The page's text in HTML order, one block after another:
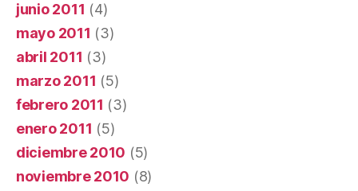
junio 2011 (4)
mayo 2011 (3)
abril 2011 (3)
marzo 2011 (5)
febrero 2011 (3)
enero 2011 (5)
diciembre 2010 (5)
noviembre 2010 (8)